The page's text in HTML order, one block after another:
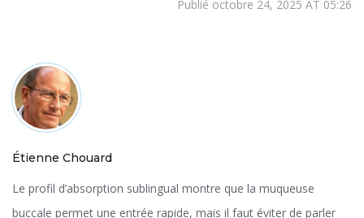
Publié octobre 24, 2025 AT 05:26
Étienne Chouard
Le profil d’absorption sublingual montre que la muqueuse
buccale permet une entrée rapide, mais il faut éviter de parler